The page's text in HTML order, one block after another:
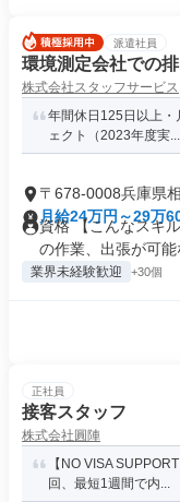
派遣社員
環境測定会社での
株式会社スタッフサービス
年間休日125日以上
ェクト（2023年度実...
〒678-0008兵庫県
月給24万円～29万
資格 【こんなスキ
の作業、出張が可能
業界未経験歓迎 +30個
正社員
接客スタッフ
株式会社圓陣
【NO VISA
回、最短1週間で内...